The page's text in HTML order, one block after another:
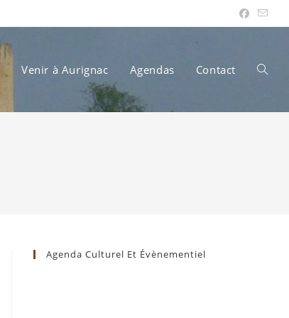
Venir à Aurignac Agendas Contact Toggle
Agenda Culturel Et Évènementiel